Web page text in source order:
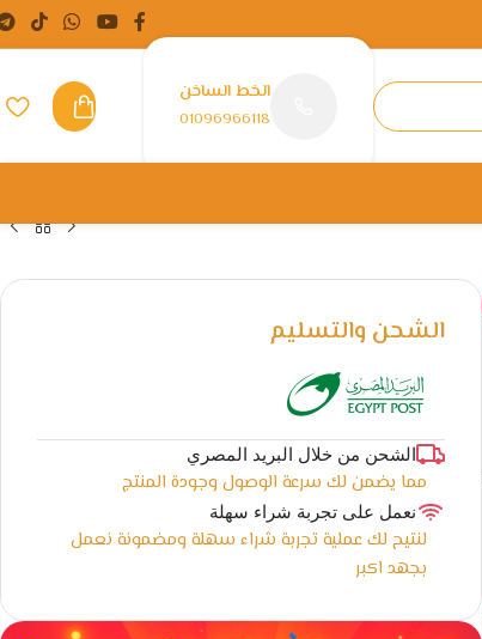
الخط الساخن
01096966118
الشحن والتسليم
الشحن من خلال البريد المصري
مما يضمن لك سرعة الوصول وجودة المنتج
نعمل على تجربة شراء سهلة
لنتيح لك عملية تجربة شراء سهلة ومضمونة نعمل
بجهد اكبر